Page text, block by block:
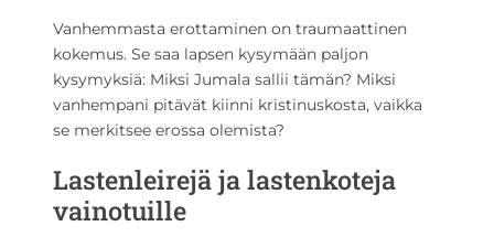
Vanhemmasta erottaminen on traumaattinen
kokemus. Se saa lapsen kysymään paljon
kysymyksiä: Miksi Jumala sallii tämän? Miksi
vanhempani pitävät kiinni kristinuskosta, vaikka
se merkitsee erossa olemista?
Lastenleirejä ja lastenkoteja
vainotuille